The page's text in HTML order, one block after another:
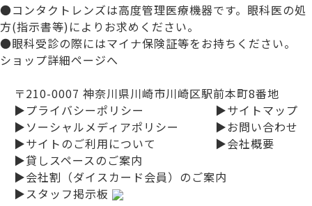
●コンタクトレンズは高度管理医療機器です。眼科医の処
方(指示書等)によりお求めください。
●眼科受診の際にはマイナ保険証等をお持ちください。
ショップ詳細ページへ
〒210-0007 神奈川県川崎市川崎区駅前本町8番地
▶プライバシーポリシー
▶ソーシャルメディアポリシー
▶サイトのご利用について
▶サイトマップ
▶お問い合わせ
▶会社概要
▶貸しスペースのご案内
▶会社割（ダイスカード会員）のご案内
▶スタッフ掲示板